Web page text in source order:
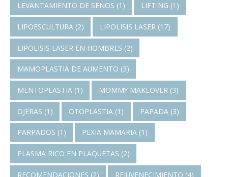
LEVANTAMIENTO DE SENOS (1) LIFTING (1)
LIPOESCULTURA(2) LIPOLISIS LASER (17)
LIPOLISIS LASER EN HOMBRES (2)
MAMOPLASTIA DE AUMENTO (3)
MENTOPLASTIA(1) MOMMY MAKEOVER (3)
OJERAS (1) OTOPLASTIA (1) PAPADA (3)
PARPADOS (1) PEXIA MAMARIA (1)
PLASMA RICO EN PLAQUETAS (2)
RECOMENDACIONES (2) REJUVENECIMIENTO (4)